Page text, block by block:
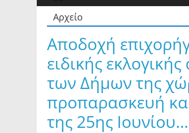
Αρχείο
Αποδοχή
ειδικής
των Δήμων της
προπαρασκευή
της 25ης Ιουνίου…